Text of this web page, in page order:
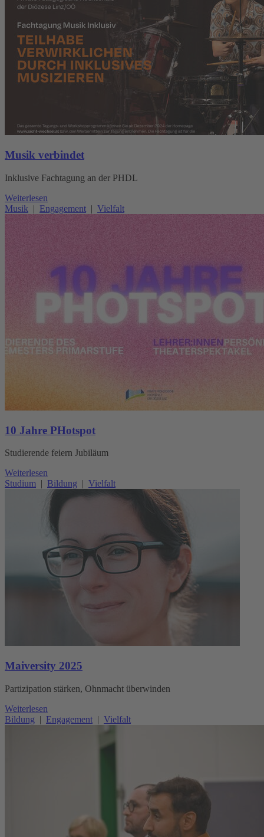
Musik verbindet
Inklusive Fachtagung an der PHDL
Weiterlesen
Musik | Engagement | Vielfalt
10 Jahre PHotspot
Studierende feiern Jubiläum
Weiterlesen
Studium | Bildung | Vielfalt
Maiversity 2025
Partizipation stärken, Ohnmacht überwinden
Weiterlesen
Bildung | Engagement | Vielfalt